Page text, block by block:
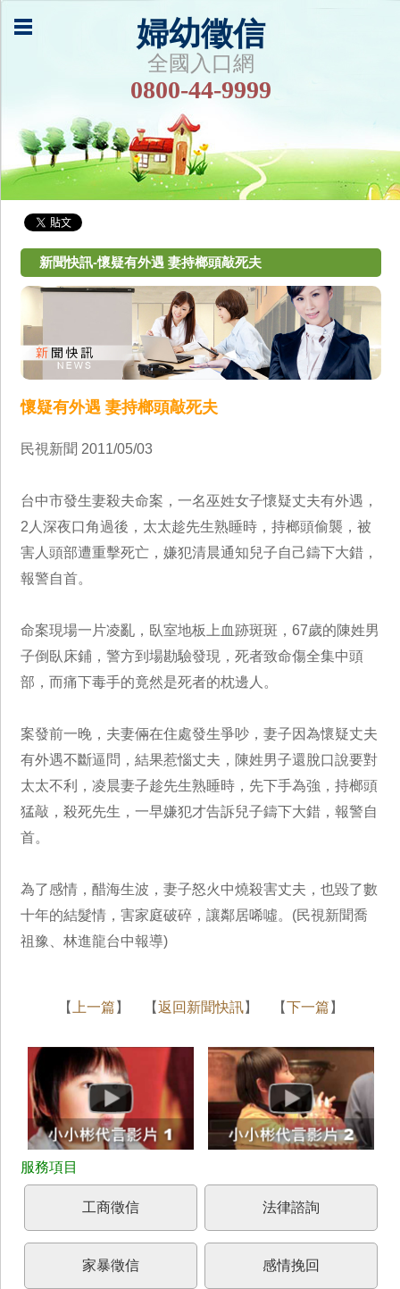
婦幼徵信
全國入口網
0800-44-9999
新聞快訊-懷疑有外遇 妻持榔頭敲死夫
懷疑有外遇 妻持榔頭敲死夫
民視新聞 2011/05/03
台中市發生妻殺夫命案，一名巫姓女子懷疑丈夫有外遇，
2人深夜口角過後，太太趁先生熟睡時，持榔頭偷襲，被
害人頭部遭重擊死亡，嫌犯清晨通知兒子自己鑄下大錯，
報警自首。
命案現場一片凌亂，臥室地板上血跡斑斑，67歲的陳姓男
子倒臥床鋪，警方到場勘驗發現，死者致命傷全集中頭
部，而痛下毒手的竟然是死者的枕邊人。
案發前一晚，夫妻倆在住處發生爭吵，妻子因為懷疑丈夫
有外遇不斷逼問，結果惹惱丈夫，陳姓男子還脫口說要對
太太不利，凌晨妻子趁先生熟睡時，先下手為強，持榔頭
猛敲，殺死先生，一早嫌犯才告訴兒子鑄下大錯，報警自
首。
為了感情，醋海生波，妻子怒火中燒殺害丈夫，也毀了數
十年的結髮情，害家庭破碎，讓鄰居唏噓。(民視新聞喬
祖豫、林進龍台中報導)
【 上一篇 】 【返回新聞快訊】 【下一篇 】
工商徵信 法律諮詢
家暴徵信 感情挽回